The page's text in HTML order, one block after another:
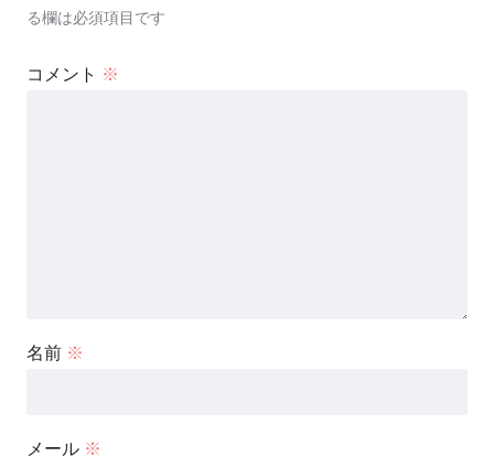
る欄は必須項目です
コメント ※
名前 ※
メール ※